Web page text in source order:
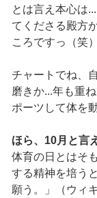
とは言え本心は
てくださる殿方
ころですっ（笑）
チャートでね、
磨きか...年も重
ポーツして体を
ほら、10月と言
体育の日とはそ
する精神を培う
願う。」（ウィ